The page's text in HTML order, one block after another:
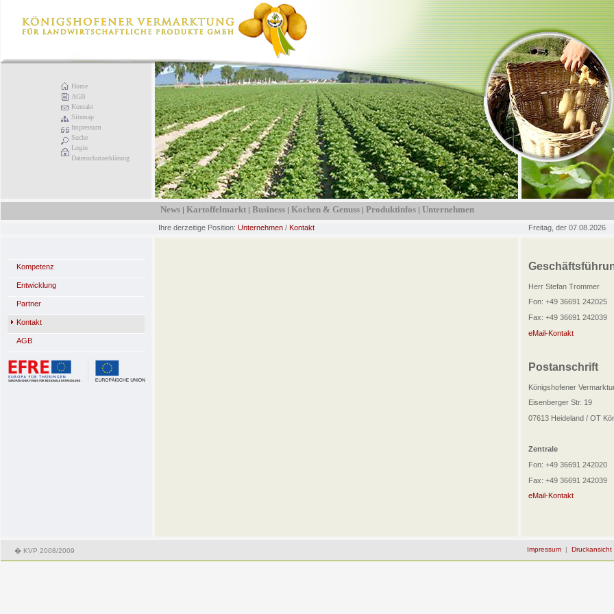
Home
AGB
Kontakt
Sitemap
Impressum
Suche
Login
Datenschutzerklärung
News | Kartoffelmarkt | Business | Kochen & Genuss | Produktinfos | Unternehmen
Ihre derzeitige Position: Unternehmen / Kontakt Freitag, der 07.08.2026
Kompetenz
Entwicklung
Partner
Kontakt
AGB
Herr Stefan Trommer
Fon: +49 36691 242025
Fax: +49 36691 242039
eMail-Kontakt
Postanschrift
Königshofener
Eisenberger Str. 19
07613 Heideland / OT
Zentrale
Fon: +49 36691 242020
Fax: +49 36691 242039
eMail-Kontakt
� KVP 2008/2009 Impressum | Druckansicht